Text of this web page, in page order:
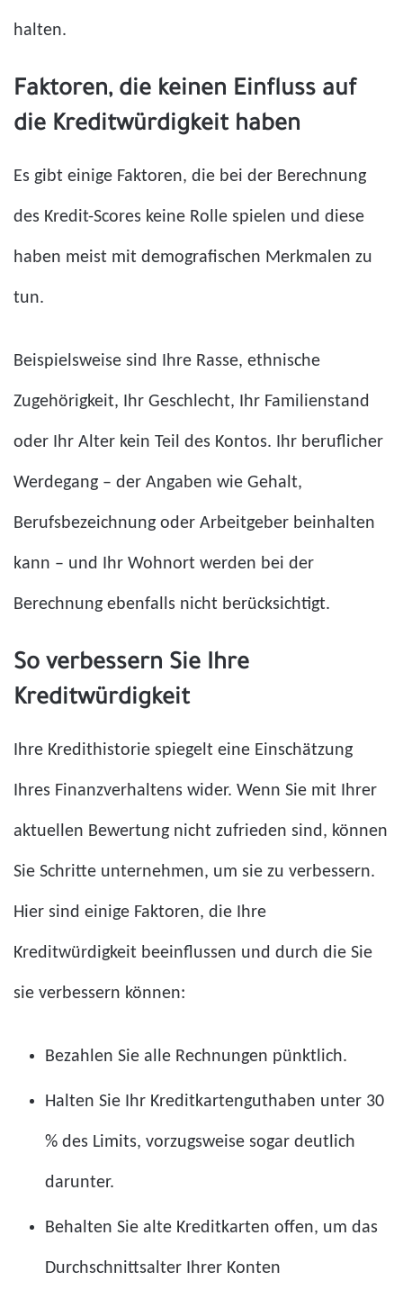
halten.
Faktoren, die keinen Einfluss auf
die Kreditwürdigkeit haben
Es gibt einige Faktoren, die bei der Berechnung
des Kredit-Scores keine Rolle spielen und diese
haben meist mit demografischen Merkmalen zu
tun.
Beispielsweise sind Ihre Rasse, ethnische
Zugehörigkeit, Ihr Geschlecht, Ihr Familienstand
oder Ihr Alter kein Teil des Kontos. Ihr beruflicher
Werdegang – der Angaben wie Gehalt,
Berufsbezeichnung oder Arbeitgeber beinhalten
kann – und Ihr Wohnort werden bei der
Berechnung ebenfalls nicht berücksichtigt.
So verbessern Sie Ihre
Kreditwürdigkeit
Ihre Kredithistorie spiegelt eine Einschätzung
Ihres Finanzverhaltens wider. Wenn Sie mit Ihrer
aktuellen Bewertung nicht zufrieden sind, können
Sie Schritte unternehmen, um sie zu verbessern.
Hier sind einige Faktoren, die Ihre
Kreditwürdigkeit beeinflussen und durch die Sie
sie verbessern können:
Bezahlen Sie alle Rechnungen pünktlich.
Halten Sie Ihr Kreditkartenguthaben unter 30
% des Limits, vorzugsweise sogar deutlich
darunter.
Behalten Sie alte Kreditkarten offen, um das
Durchschnittsalter Ihrer Konten